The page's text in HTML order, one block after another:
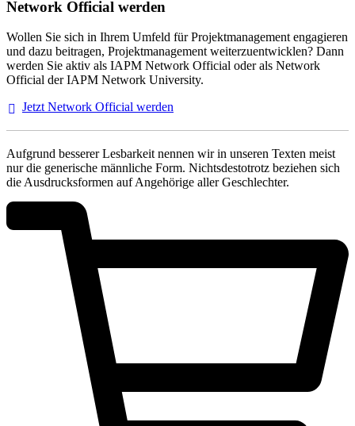
Network Official werden
Wollen Sie sich in Ihrem Umfeld für Projektmanagement engagieren
und dazu beitragen, Projektmanagement weiterzuentwicklen? Dann
werden Sie aktiv als IAPM Network Official oder als Network
Official der IAPM Network University.
Jetzt Network Official werden
Aufgrund besserer Lesbarkeit nennen wir in unseren Texten meist
nur die generische männliche Form. Nichtsdestotrotz beziehen sich
die Ausdrucksformen auf Angehörige aller Geschlechter.